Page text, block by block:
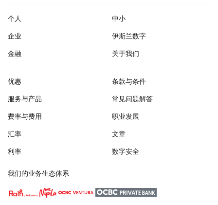
个人
中小
企业
伊斯兰数字
金融
关于我们
优惠
服务与产品
费率与费用
汇率
利率
条款与条件
常见问题解答
职业发展
文章
数字安全
我们的业务生态体系